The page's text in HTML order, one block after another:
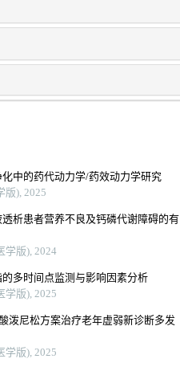
中的药代动力学/药效动力学研究
版), 2025
析患者营养不良及钙磷代谢障碍的有
学版), 2024
多时间点监测与影响因素分析
学版), 2025
泼尼松方案治疗老年虚弱新诊断多发
学版), 2025